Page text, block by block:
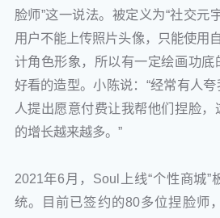
脸师”这一说法。被定义为“社交元
用户不能上传照片头像，只能使用
计角色形象，所以有一定绘画功底
好看的造型。小陈说：“经常有人
人提出愿意付费让我帮他们捏脸，
的增长越来越多。”
2021年6月，Soul上线“个性商城”
统。目前已签约的80多位捏脸师